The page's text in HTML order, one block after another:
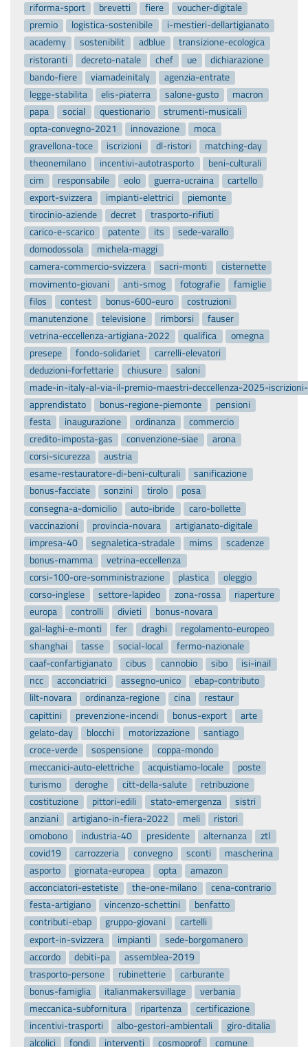
riforma-sport
brevetti fiere
voucher-digitale
premio
logistica-sostenibile
i-mestieri-dellartigianato
academy
sostenibilit adblue
transizione-ecologica
ristoranti
decreto-natale chef ue
dichiarazione
bando-fiere
viamadeinitaly
agenzia-entrate
legge-stabilita
elis-piaterra salone-gusto
macron
papa
social questionario
strumenti-musicali
opta-convegno-2021
innovazione
moca
gravellona-toce
iscrizioni dl-ristori
matching-day
theonemilano
incentivi-autotrasporto
beni-culturali
cim
responsabile eolo guerra-ucraina
cartello
export-svizzera
impianti-elettrici
piemonte
tirocinio-aziende
decret
trasporto-rifiuti
carico-e-scarico
patente its
sede-varallo
domodossola
michela-maggi
camera-commercio-svizzera
sacri-monti
cisternette
movimento-giovani
anti-smog fotografie
famiglie
filos
contest bonus-600-euro
costruzioni
manutenzione
televisione rimborsi
fauser
vetrina-eccellenza-artigiana-2022
qualifica
omegna
presepe
fondo-solidariet
carrelli-elevatori
deduzioni-forfettarie
chiusure
saloni
made-in-italy-al-via-il-premio-maestri-deccellenza-2025-
apprendistato
bonus-regione-piemonte
pensioni
festa
inaugurazione ordinanza
commercio
credito-imposta-gas
convenzione-siae
arona
corsi-sicurezza
austria
esame-restauratore-di-beni-culturali
sanificazione
bonus-facciate
sonzini tirolo
posa
consegna-a-domicilio
auto-ibride
caro-bollette
vaccinazioni
provincia-novara
artigianato-digitale
impresa-40
segnaletica-stradale mims
scadenze
bonus-mamma
vetrina-eccellenza
corsi-100-ore-somministrazione
plastica
oleggio
corso-inglese
settore-lapideo zona-rossa
riaperture
europa
controlli divieti
bonus-novara
gal-laghi-e-monti
fer draghi
regolamento-europeo
shanghai
tasse social-local
fermo-nazionale
caaf-confartigianato
cibus cannobio sibo
isi-inail
ncc
acconciatrici assegno-unico
ebap-contributo
lilt-novara
ordinanza-regione cina
restaur
capittini
prevenzione-incendi bonus-export
arte
gelato-day
blocchi motorizzazione
santiago
croce-verde
sospensione
coppa-mondo
meccanici-auto-elettriche
acquistiamo-locale
poste
turismo
deroghe citt-della-salute
retribuzione
costituzione
pittori-edili stato-emergenza
sistri
anziani
artigiano-in-fiera-2022 meli
ristori
omobono
industria-40 presidente alternanza
ztl
covid19
carrozzeria convegno sconti
mascherina
asporto
giornata-europea opta
amazon
acconciatori-estetiste
the-one-milano
cena-contrario
festa-artigiano
vincenzo-schettini
benfatto
contributi-ebap
gruppo-giovani
cartelli
export-in-svizzera
impianti
sede-borgomanero
accordo
debiti-pa
assemblea-2019
trasporto-persone
rubinetterie
carburante
bonus-famiglia
italianmakersvillage
verbania
meccanica-subfornitura
ripartenza
certificazione
incentivi-trasporti
albo-gestori-ambientali
giro-ditalia
alcolici
fondi interventi cosmoprof comune